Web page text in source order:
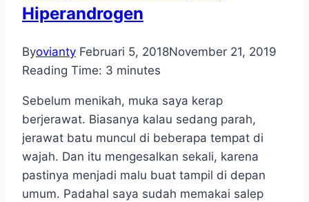
Hiperandrogen
Byovianty Februari 5, 2018November 21, 2019
Reading Time: 3 minutes
Sebelum menikah, muka saya kerap
berjerawat. Biasanya kalau sedang parah,
jerawat batu muncul di beberapa tempat di
wajah. Dan itu mengesalkan sekali, karena
pastinya menjadi malu buat tampil di depan
umum. Padahal saya sudah memakai salep